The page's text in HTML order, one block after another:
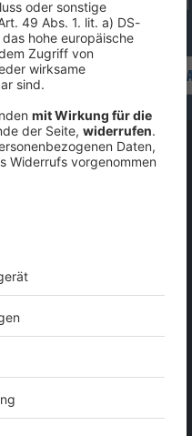
Pannonia Fields II
2425 Nickelsdorf